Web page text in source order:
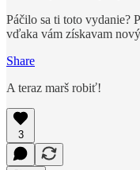
Páčilo sa ti toto vydanie?
vďaka vám získavam
Share
A teraz marš robiť!
3